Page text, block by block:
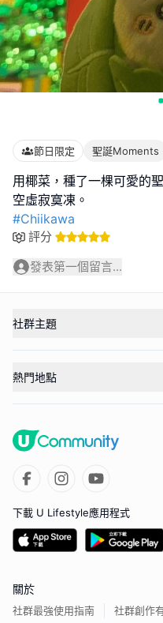
節日限定 聖誕Moments
用椰菜，種了一棵可愛的
#Chiikawa
評分
發表第一個留言...
社群主題
熱門地點
下載 U Lifestyle應用程式
關於
社群最強使用指南 社群創作